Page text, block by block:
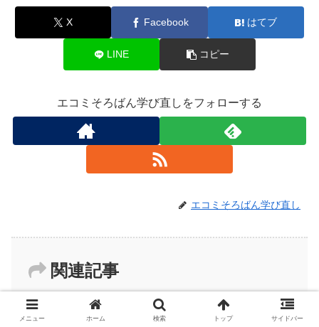
X Facebook はてブ
LINE コピー
エコミそろばん学び直しをフォローする
エコミそろばん学び直し
関連記事
メニュー ホーム 検索 トップ サイドバー